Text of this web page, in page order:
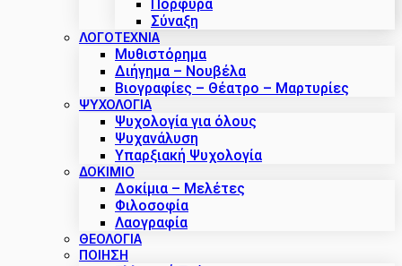
Πορφύρα
Σύναξη
ΛΟΓΟΤΕΧΝΙΑ
Μυθιστόρημα
Διήγημα – Νουβέλα
Βιογραφίες – Θέατρο – Μαρτυρίες
ΨΥΧΟΛΟΓΙΑ
Ψυχολογία για όλους
Ψυχανάλυση
Υπαρξιακή Ψυχολογία
ΔΟΚΊΜΙΟ
Δοκίμια – Μελέτες
Φιλοσοφία
Λαογραφία
ΘΕΟΛΟΓΙΑ
ΠΟΙΗΣΗ